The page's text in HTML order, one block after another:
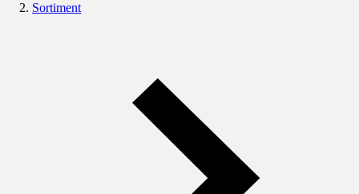
Sortiment